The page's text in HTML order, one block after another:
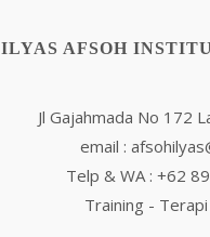
ILYAS AFSOH
Jl Gajahmada No 172
email :
Telp & WA : +62
Training -